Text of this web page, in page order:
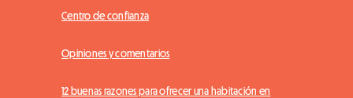
Centro de confianza
Opiniones y comentarios
12 buenas razones para ofrecer una habitación en